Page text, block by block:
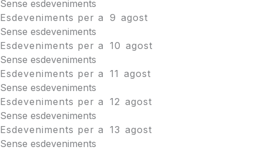
Sense esdeveniments
Esdeveniments per a 9 agost
Sense esdeveniments
Esdeveniments per a 10 agost
Sense esdeveniments
Esdeveniments per a 11 agost
Sense esdeveniments
Esdeveniments per a 12 agost
Sense esdeveniments
Esdeveniments per a 13 agost
Sense esdeveniments